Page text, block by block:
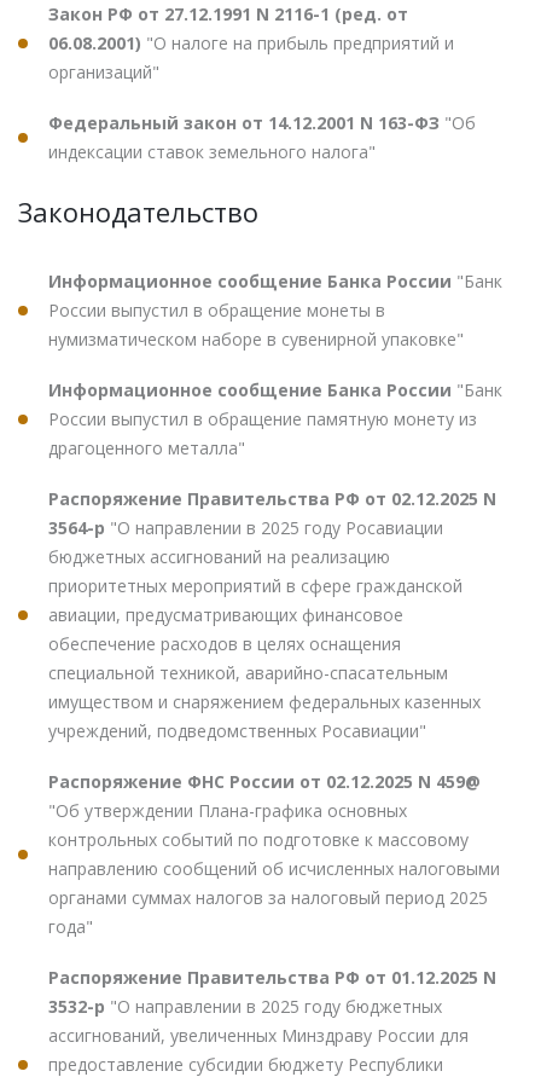
Закон РФ от 27.12.1991 N 2116-1 (ред. от
06.08.2001) "О налоге на прибыль предприятий и
организаций"
Федеральный закон от 14.12.2001 N 163-ФЗ "Об
индексации ставок земельного налога"
Законодательство
Информационное сообщение Банка России "Банк
России выпустил в обращение монеты в
нумизматическом наборе в сувенирной упаковке"
Информационное сообщение Банка России "Банк
России выпустил в обращение памятную монету из
драгоценного металла"
Распоряжение Правительства РФ от 02.12.2025 N
3564-р "О направлении в 2025 году Росавиации
бюджетных ассигнований на реализацию
приоритетных мероприятий в сфере гражданской
авиации, предусматривающих финансовое
обеспечение расходов в целях оснащения
специальной техникой, аварийно-спасательным
имуществом и снаряжением федеральных казенных
учреждений, подведомственных Росавиации"
Распоряжение ФНС России от 02.12.2025 N 459@
"Об утверждении Плана-графика основных
контрольных событий по подготовке к массовому
направлению сообщений об исчисленных налоговыми
органами суммах налогов за налоговый период 2025
года"
Распоряжение Правительства РФ от 01.12.2025 N
3532-р "О направлении в 2025 году бюджетных
ассигнований, увеличенных Минздраву России для
предоставление субсидии бюджету Республики